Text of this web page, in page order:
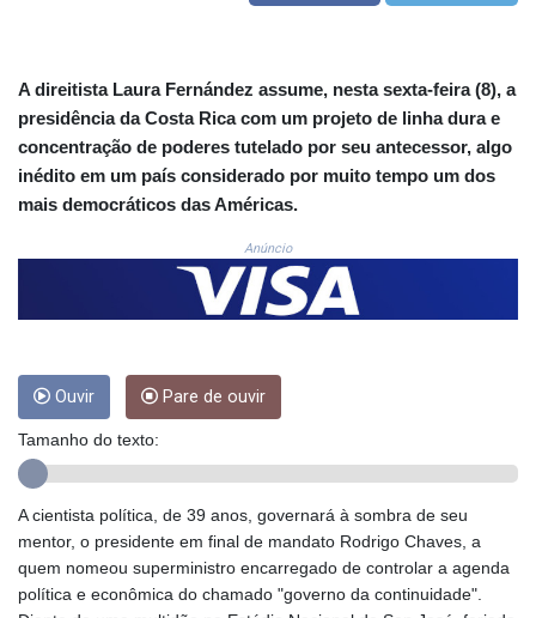
CRC 524.321776
CVE 110.333668
CZK 24.263276
DJF 205.391597
DKK 7.475497
GIP 0.857346
GMD 85.360325
GNF
10130.304785
GTQ 8.80021
A direitista Laura Fernández assume, nesta sexta-feira (8), a
presidência da Costa Rica com um projeto de linha dura e
concentração de poderes tutelado por seu antecessor, algo
inédito em um país considerado por muito tempo um dos
mais democráticos das Américas.
Anúncio
Ouvir Pare de ouvir
Tamanho do texto:
A cientista política, de 39 anos, governará à sombra de seu
mentor, o presidente em final de mandato Rodrigo Chaves, a
quem nomeou superministro encarregado de controlar a agenda
política e econômica do chamado "governo da continuidade".